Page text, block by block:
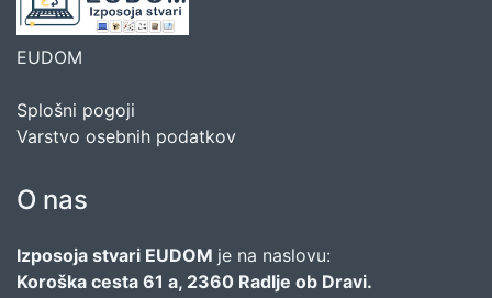
EUDOM
Splošni pogoji
Varstvo osebnih podatkov
O nas
Izposoja stvari EUDOM je na naslovu:
Koroška cesta 61 a, 2360 Radlje ob Dravi.